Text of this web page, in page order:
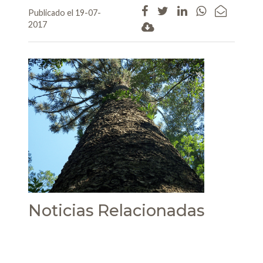
Publicado el 19-07-
2017
Noticias Relacionadas